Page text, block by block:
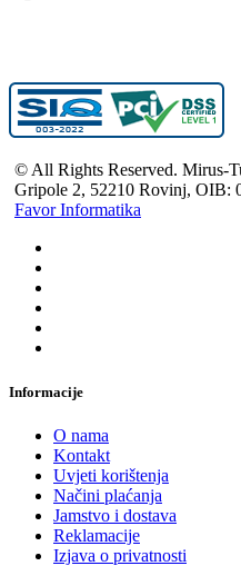
© All Rights Reserved. Mirus-
Gripole 2, 52210 Rovinj, OIB:
Favor Informatika
Informacije
O nama
Kontakt
Uvjeti korištenja
Načini plaćanja
Jamstvo i dostava
Reklamacije
Izjava o privatnosti